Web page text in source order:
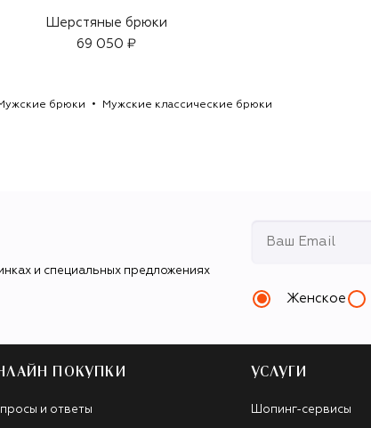
Шерстяные брюки
69 050 ₽
брюки Мужские классические брюки
и специальных предложениях
Женское
ПОКУПКИ
и ответы
УСЛУГИ
Шопинг-сервисы